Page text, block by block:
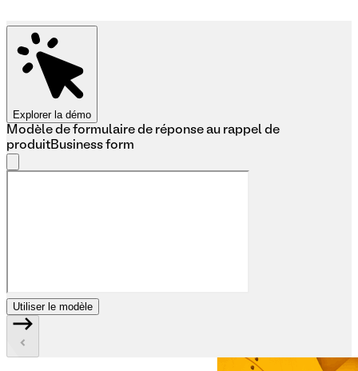
Explorer la démo
Modèle de formulaire de réponse au rappel de
produit Business form
Utiliser le modèle